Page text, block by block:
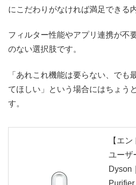
にこだわりがなければ満足できる
フィルター性能やアプリ連携が不
のない選択肢です。
「あれこれ機能は要らない、でも
てほしい」という場合にはちょう
す。
【エ
ユーザ
Dyson